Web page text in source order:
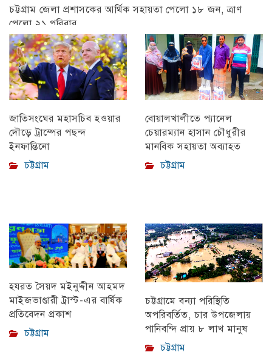
চট্টগ্রাম জেলা প্রশাসকের আর্থিক সহায়তা পেলো ১৮ জন, ত্রাণ
পেলো ২১ পরিবার
চট্টগ্রাম
জাতিসংঘের মহাসচিব হওয়ার
দৌড়ে ট্রাম্পের পছন্দ
ইনফান্তিনো
চট্টগ্রাম
বোয়ালখালীতে প্যানেল
চেয়ারম্যান হাসান চৌধুরীর
মানবিক সহায়তা অব্যাহত
চট্টগ্রাম
হযরত সৈয়দ মইনুদ্দীন আহমদ
মাইজভাণ্ডারী ট্রাস্ট-এর বার্ষিক
প্রতিবেদন প্রকাশ
চট্টগ্রাম
চট্টগ্রামে বন্যা পরিস্থিতি
অপরিবর্তিত, চার উপজেলায়
পানিবন্দি প্রায় ৮ লাখ মানুষ
চট্টগ্রাম